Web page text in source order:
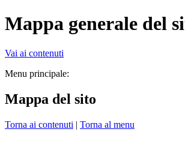
Mappa generale del
Vai ai contenuti
Menu principale:
Mappa del sito
Torna ai contenuti | Torna al menu